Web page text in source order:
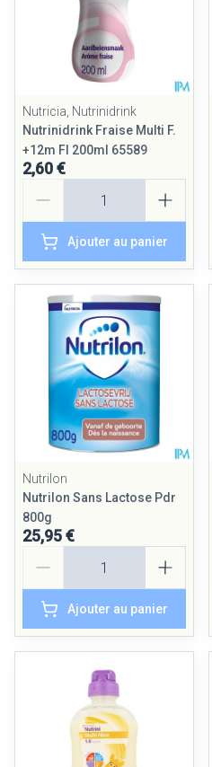
Nutricia, Nutrinidrink
Nutrinidrink Fraise Multi F.
+12m Fl 200ml 65589
2,60 €
Ajouter au panier
Nutrilon
Nutrilon Sans Lactose Pdr
800g
25,95 €
Ajouter au panier